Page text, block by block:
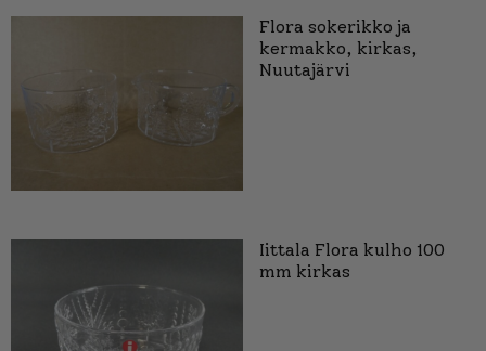
Flora sokerikko ja
kermakko, kirkas,
Nuutajärvi
Iittala Flora kulho 100
mm kirkas